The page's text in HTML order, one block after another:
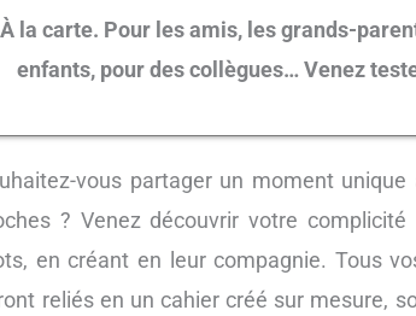
À la carte. Pour les amis, les grands-
enfants, pour des collègues… Venez
vous partager un moment
? Venez découvrir votre
en créant en leur compagnie. Tous
reliés en un cahier créé sur mesure,